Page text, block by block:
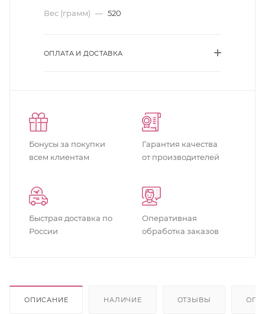
Вес (грамм) — 520
ОПЛАТА И ДОСТАВКА
Бонусы за покупки
всем клиентам
Гарантия качества
от производителей
Быстрая доставка по
России
Оперативная
обработка заказов
ОПИСАНИЕ НАЛИЧИЕ ОТЗЫВЫ